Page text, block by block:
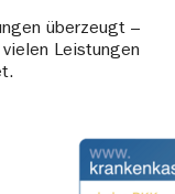
überzeugt –
Leistungen